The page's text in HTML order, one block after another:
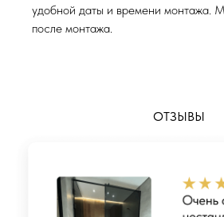
удобной даты и времени монтажа.
после монтажа.
ОТЗЫВЫ